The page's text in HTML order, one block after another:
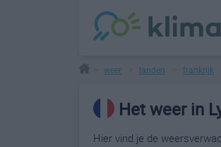
weer landen frankrijk
Het weer in
Hier vind je de